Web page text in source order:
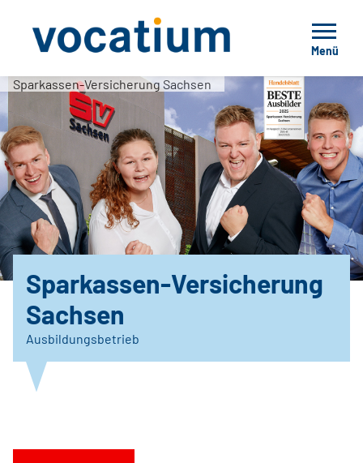
Menü
Sparkassen-Versicherung Sachsen
Sparkassen-Versicherung
Sachsen
Ausbildungsbetrieb